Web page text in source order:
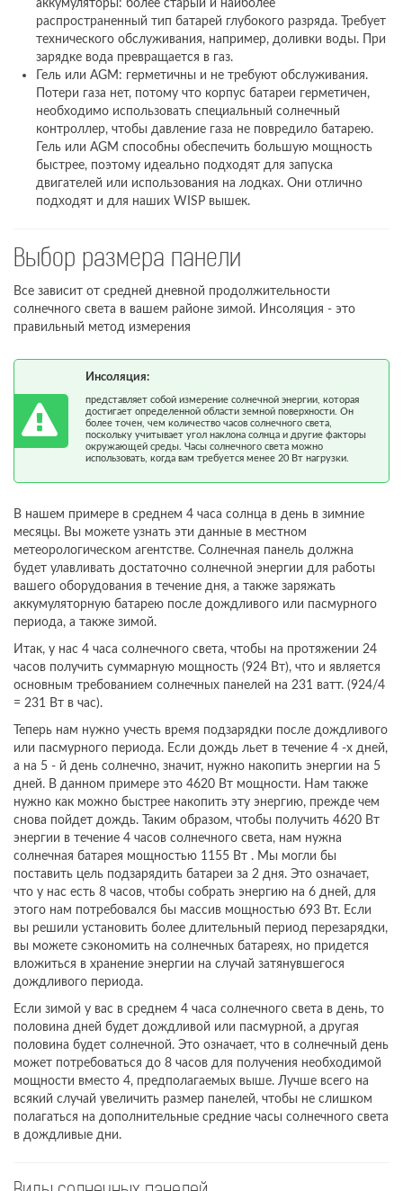
аккумуляторы: более старый и наиболее
распространенный тип батарей глубокого разряда. Требует
технического обслуживания, например, доливки воды. При
зарядке вода превращается в газ.
Гель или AGM: герметичны и не требуют обслуживания.
Потери газа нет, потому что корпус батареи герметичен,
необходимо использовать специальный солнечный
контроллер, чтобы давление газа не повредило батарею.
Гель или AGM способны обеспечить большую мощность
быстрее, поэтому идеально подходят для запуска
двигателей или использования на лодках. Они отлично
подходят и для наших WISP вышек.
Выбор размера панели
Все зависит от средней дневной продолжительности
солнечного света в вашем районе зимой. Инсоляция - это
правильный метод измерения
Инсоляция:
представляет собой измерение солнечной энергии, которая
достигает определенной области земной поверхности. Он
более точен, чем количество часов солнечного света,
поскольку учитывает угол наклона солнца и другие факторы
окружающей среды. Часы солнечного света можно
использовать, когда вам требуется менее 20 Вт нагрузки.
В нашем примере в среднем 4 часа солнца в день в зимние
месяцы. Вы можете узнать эти данные в местном
метеорологическом агентстве. Солнечная панель должна
будет улавливать достаточно солнечной энергии для работы
вашего оборудования в течение дня, а также заряжать
аккумуляторную батарею после дождливого или пасмурного
периода, а также зимой.
Итак, у нас 4 часа солнечного света, чтобы на протяжении 24
часов получить суммарную мощность (924 Вт), что и является
основным требованием солнечных панелей на 231 ватт. (924/4
= 231 Вт в час).
Теперь нам нужно учесть время подзарядки после дождливого
или пасмурного периода. Если дождь льет в течение 4 -х дней,
а на 5 - й день солнечно, значит, нужно накопить энергии на 5
дней. В данном примере это 4620 Вт мощности. Нам также
нужно как можно быстрее накопить эту энергию, прежде чем
снова пойдет дождь. Таким образом, чтобы получить 4620 Вт
энергии в течение 4 часов солнечного света, нам нужна
солнечная батарея мощностью 1155 Вт . Мы могли бы
поставить цель подзарядить батареи за 2 дня. Это означает,
что у нас есть 8 часов, чтобы собрать энергию на 6 дней, для
этого нам потребовался бы массив мощностью 693 Вт. Если
вы решили установить более длительный период перезарядки,
вы можете сэкономить на солнечных батареях, но придется
вложиться в хранение энергии на случай затянувшегося
дождливого периода.
Если зимой у вас в среднем 4 часа солнечного света в день, то
половина дней будет дождливой или пасмурной, а другая
половина будет солнечной. Это означает, что в солнечный день
может потребоваться до 8 часов для получения необходимой
мощности вместо 4, предполагаемых выше. Лучше всего на
всякий случай увеличить размер панелей, чтобы не слишком
полагаться на дополнительные средние часы солнечного света
в дождливые дни.